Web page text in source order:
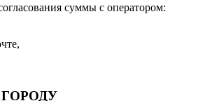
суммы с оператором: